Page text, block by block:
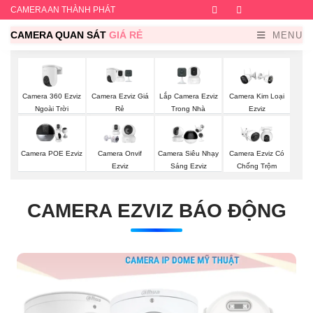
CAMERA AN THÀNH PHÁT Facebook
CAMERA QUAN SÁT GIÁ RẺ MENU
Camera 360 Ezviz
Ngoài Trời
Camera Ezviz Giá
Rẻ
Lắp Camera Ezviz
Trong Nhà
Camera Kim Loại
Ezviz
Camera POE Ezviz
Camera Onvif
Ezviz
Camera Siêu Nhạy
Sáng Ezviz
Camera Ezviz Có
Chống Trộm
CAMERA EZVIZ BÁO ĐỘNG